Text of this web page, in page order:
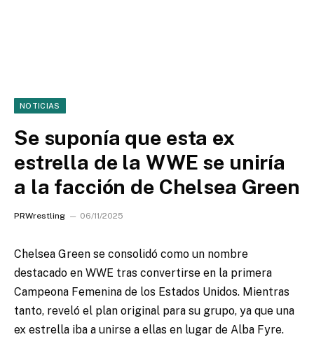
NOTICIAS
Se suponía que esta ex
estrella de la WWE se uniría
a la facción de Chelsea Green
PRWrestling 06/11/2025
Chelsea Green se consolidó como un nombre
destacado en WWE tras convertirse en la primera
Campeona Femenina de los Estados Unidos. Mientras
tanto, reveló el plan original para su grupo, ya que una
ex estrella iba a unirse a ellas en lugar de Alba Fyre.